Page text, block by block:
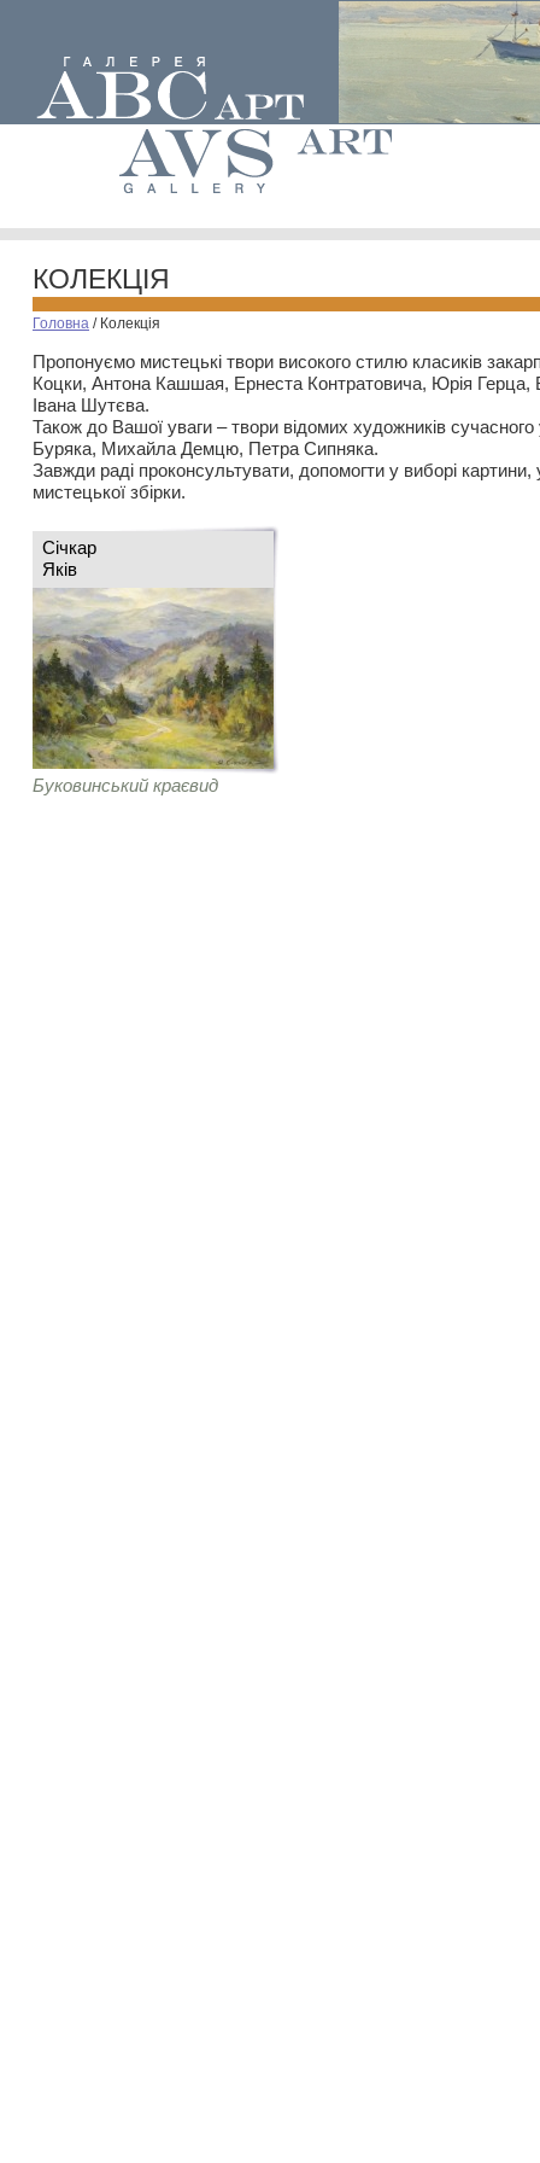
КОЛЕКЦІЯ
Головна / Колекція
Пропонуємо мистецькі твори високого стилю класиків
Коцки, Антона Кашшая, Ернеста Контратовича, Юрія
Івана Шутєва.
Також до Вашої уваги – твори відомих художників
Буряка, Михайла Демцю, Петра Сипняка.
Завжди раді проконсультувати, допомогти у виборі картини,
мистецької збірки.
Січкар
Яків
Буковинський краєвид